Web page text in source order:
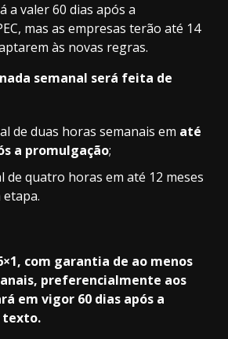
a valer 60 dias após a
mas as empresas terão até 14
às novas regras.
semanal será feita de
de duas horas semanais em até
a promulgação;
de quatro horas em até 12 meses
com garantia de ao menos
preferencialmente aos
em vigor 60 dias após a
texto.